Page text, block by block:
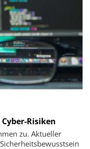
Risiken
zu. Aktueller